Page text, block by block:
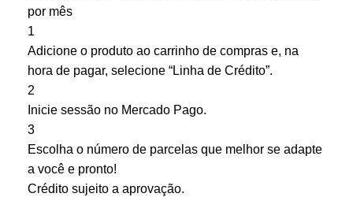
por mês
1
Adicione o produto ao carrinho de compras e, na
hora de pagar, selecione “Linha de Crédito”.
2
Inicie sessão no Mercado Pago.
3
Escolha o número de parcelas que melhor se adapte
a você e pronto!
Crédito sujeito a aprovação.